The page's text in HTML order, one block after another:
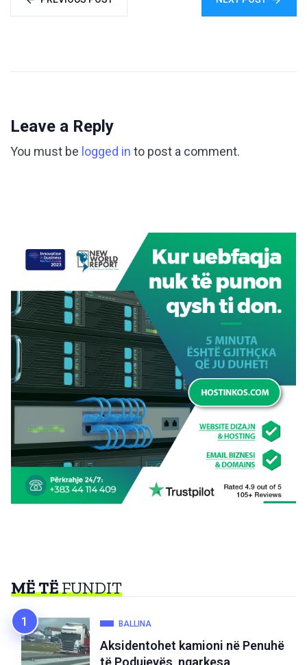
Leave a Reply
You must be logged in to post a comment.
MË TËFUNDIT
BALLINA
Aksidentohet kamioni në Penuhë